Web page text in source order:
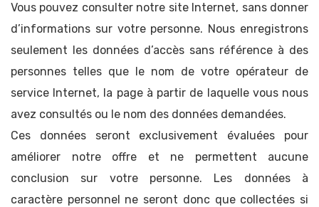
Vous pouvez consulter notre site Internet, sans donner
d’informations sur votre personne. Nous enregistrons
seulement les données d’accès sans référence à des
personnes telles que le nom de votre opérateur de
service Internet, la page à partir de laquelle vous nous
avez consultés ou le nom des données demandées.
Ces données seront exclusivement évaluées pour
améliorer notre offre et ne permettent aucune
conclusion sur votre personne. Les données à
caractère personnel ne seront donc que collectées si